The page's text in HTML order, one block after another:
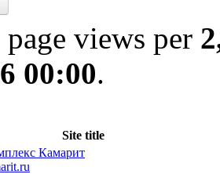
page views per
00:00.
Site title
Камарит